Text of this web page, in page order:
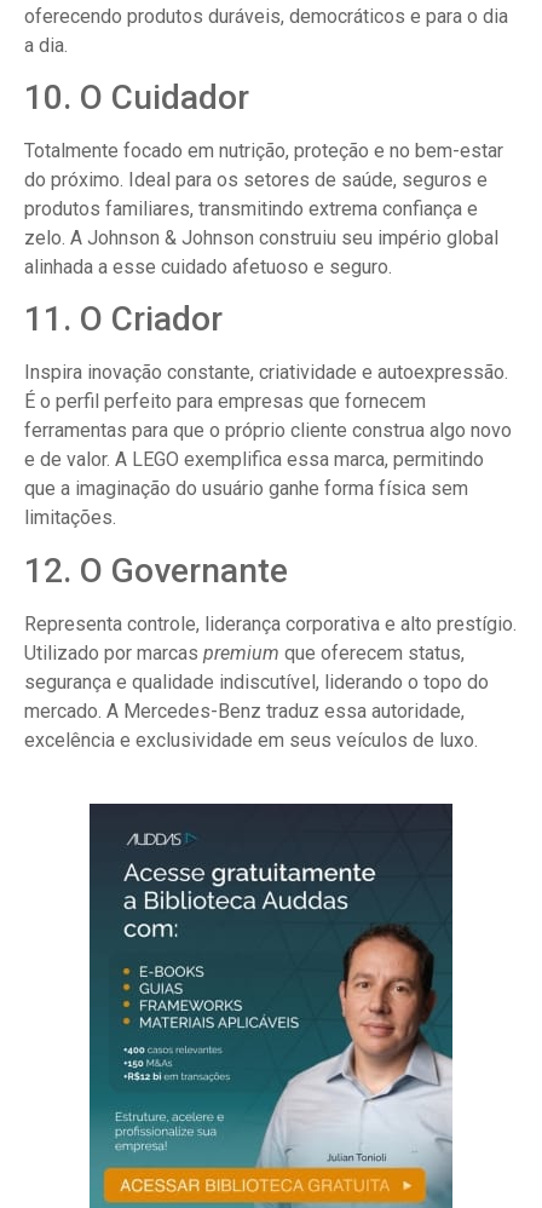
oferecendo produtos duráveis, democráticos e para o dia
a dia.
10. O Cuidador
Totalmente focado em nutrição, proteção e no bem-estar
do próximo. Ideal para os setores de saúde, seguros e
produtos familiares, transmitindo extrema confiança e
zelo. A Johnson & Johnson construiu seu império global
alinhada a esse cuidado afetuoso e seguro.
11. O Criador
Inspira inovação constante, criatividade e autoexpressão.
É o perfil perfeito para empresas que fornecem
ferramentas para que o próprio cliente construa algo novo
e de valor. A LEGO exemplifica essa marca, permitindo
que a imaginação do usuário ganhe forma física sem
limitações.
12. O Governante
Representa controle, liderança corporativa e alto prestígio.
Utilizado por marcas premium que oferecem status,
segurança e qualidade indiscutível, liderando o topo do
mercado. A Mercedes-Benz traduz essa autoridade,
excelência e exclusividade em seus veículos de luxo.